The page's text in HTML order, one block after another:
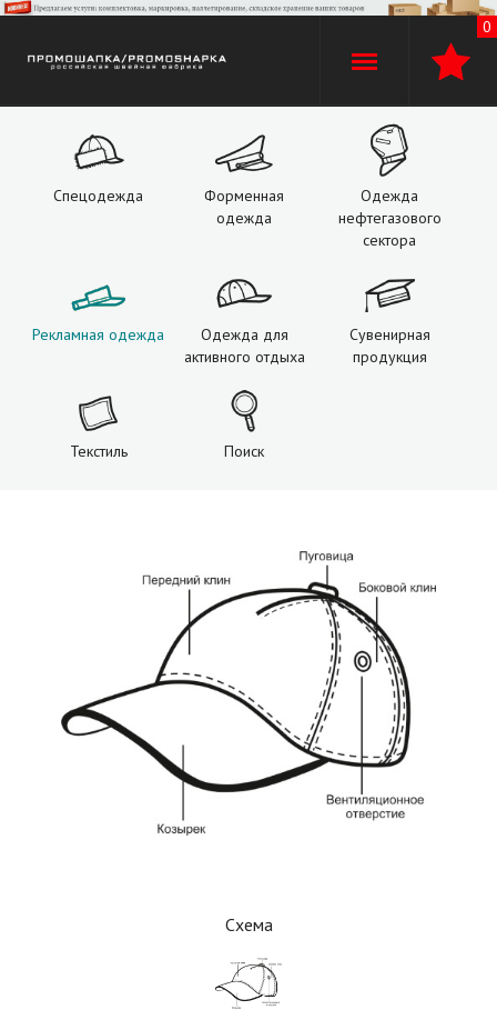
0
529-74-02
+7 (920) 110-30-00
Производство
Спецодежда
Форменная
одежда
Одежда
нефтегазового
сектора
Рекламная одежда
Одежда для
активного отдыха
Сувенирная
продукция
Текстиль Поиск
Схема